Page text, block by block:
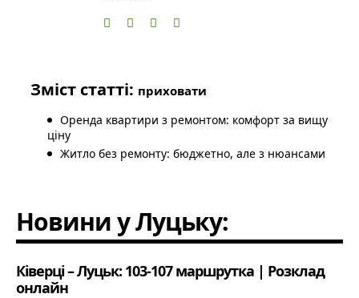
Зміст статті: приховати
Оренда квартири з ремонтом: комфорт за вищу
ціну
Житло без ремонту: бюджетно, але з нюансами
Новини у Луцьку:
Ківерці – Луцьк: 103-107 маршрутка | Розклад
онлайн